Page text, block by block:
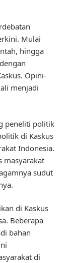
Mulai
hingga
Opini-
menjadi
peneliti politik
di Kaskus
Indonesia.
masyarakat
sudut
di Kaskus
Beberapa
bahan
di